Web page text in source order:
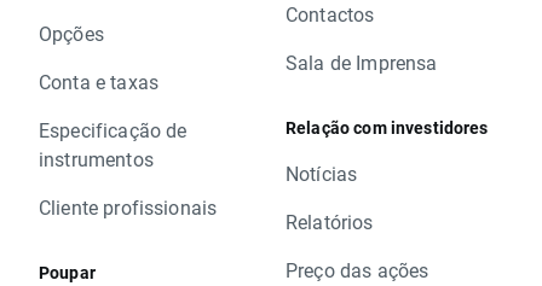
Opções
Conta e taxas
Especificação de
instrumentos
Cliente profissionais
Poupar
Contactos
Sala de Imprensa
Relação com investidores
Notícias
Relatórios
Preço das ações